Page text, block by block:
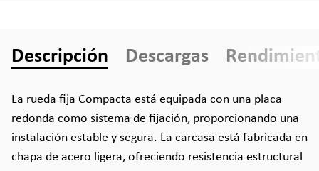
Descripción Descargas
La rueda fija Compacta está equipada con una placa
redonda como sistema de fijación, proporcionando una
instalación estable y segura. La carcasa está fabricada en
chapa de acero ligera, ofreciendo resistencia estructural